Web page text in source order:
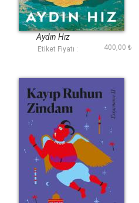
Hayal Denizi
Aydın Hız
Etiket Fiyatı : 400,00 ₺